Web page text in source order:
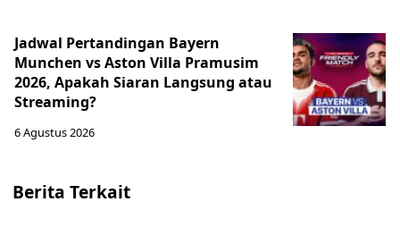
Jadwal Pertandingan Bayern
Munchen vs Aston Villa Pramusim
2026, Apakah Siaran Langsung atau
Streaming?
6 Agustus 2026
Berita Terkait